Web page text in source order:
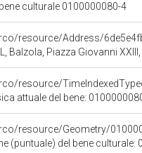
culturale 0100000080-4
resource/Address/
Balzola, Piazza Giovanni XXIII,
resource/
attuale del bene:
resource/Geometry/
(puntuale) del bene culturale: